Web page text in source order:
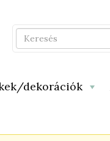
Keresés
dekorációk